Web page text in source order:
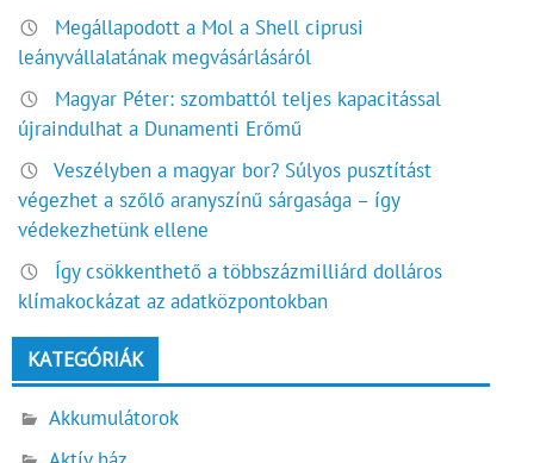
Megállapodott a Mol a Shell ciprusi
leányvállalatának megvásárlásáról
Magyar Péter: szombattól teljes kapacitással
újraindulhat a Dunamenti Erőmű
Veszélyben a magyar bor? Súlyos pusztítást
végezhet a szőlő aranyszínű sárgasága – így
védekezhetünk ellene
Így csökkenthető a többszázmilliárd dolláros
klímakockázat az adatközpontokban
KATEGÓRIÁK
Akkumulátorok